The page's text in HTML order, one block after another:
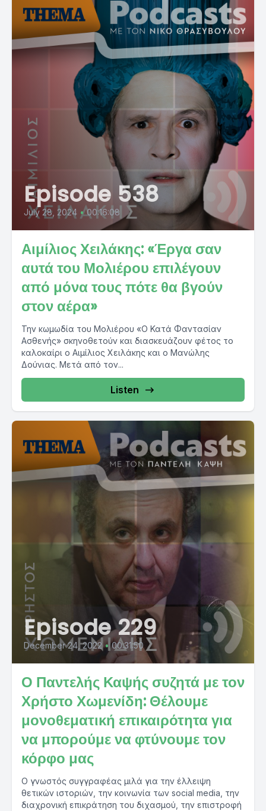
Episode 538
July 28, 2024 • 00:16:08
Αιμίλιος Χειλάκης: «Έργα σαν
αυτά του Μολιέρου επιλέγουν
από μόνα τους πότε θα βγούν
στον αέρα»
Την κωμωδία του Μολιέρου «Ο Κατά Φαντασίαν
Ασθενής» σκηνοθετούν και διασκευάζουν φέτος το
καλοκαίρι ο Αιμίλιος Χειλάκης και ο Μανώλης
Δούνιας. Μετά από τον...
Listen
Episode 229
December 24, 2022 • 00:31:50
Ο Παντελής Καψής συζητά με τον
Χρήστο Χωμενίδη: Θέλουμε
μονοθεματική επικαιρότητα για
να μπορούμε να φτύνουμε τον
κόρφο μας
Ο γνωστός συγγραφέας μιλά για την έλλειψη
θετικών ιστοριών, την κοινωνία των social media, την
διαχρονική επικράτηση του διχασμού, την επιστροφή